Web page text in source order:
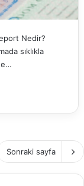
Nedir?
sıklıkla
Sonraki sayfa